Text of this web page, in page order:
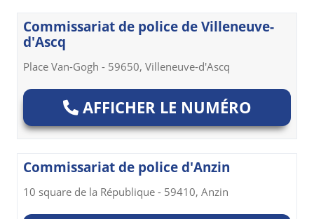
Commissariat de police de Villeneuve-
d'Ascq
Place Van-Gogh - 59650, Villeneuve-d'Ascq
AFFICHER LE NUMÉRO
Commissariat de police d'Anzin
10 square de la République - 59410, Anzin